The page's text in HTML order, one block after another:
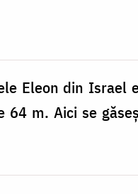
Eleon din Israel
m. Aici se